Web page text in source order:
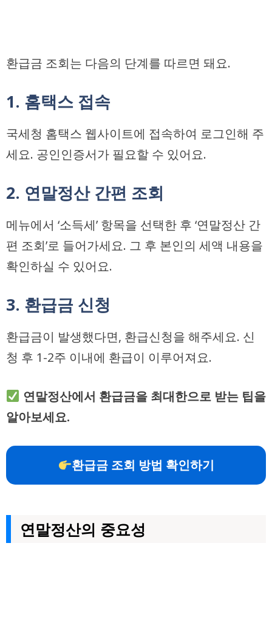
환급금 조회는 다음의 단계를 따르면 돼요.
1. 홈택스 접속
국세청 홈택스 웹사이트에 접속하여 로그인해 주
세요. 공인인증서가 필요할 수 있어요.
2. 연말정산 간편 조회
메뉴에서 ‘소득세’ 항목을 선택한 후 ‘연말정산 간
편 조회’로 들어가세요. 그 후 본인의 세액 내용을
확인하실 수 있어요.
3. 환급금 신청
환급금이 발생했다면, 환급신청을 해주세요. 신
청 후 1-2주 이내에 환급이 이루어져요.
연말정산에서 환급금을 최대한으로 받는 팁을
알아보세요.
환급금 조회 방법 확인하기
연말정산의 중요성